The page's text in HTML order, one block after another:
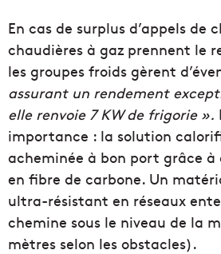
En cas de surplus d’appels de
chaudières à gaz prennent le
les groupes froids gèrent
assurant un rendement
elle renvoie 7 KW de frigorie ».
importance : la solution
acheminée à bon port grâce à
en fibre de carbone. Un
ultra-résistant en réseaux
chemine sous le niveau de la
mètres selon les obstacles).